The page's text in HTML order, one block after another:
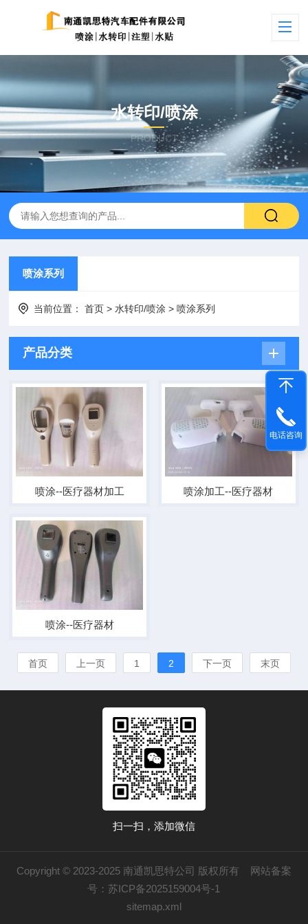
水转印/喷涂
PRODUCT
喷涂系列
当前位置：首页 >水转印/喷涂 >喷涂系列
产品分类
喷涂--医疗器材加工 喷涂加工--医疗器材
喷涂--医疗器材
首页 上一页 1 2 下一页 末页
扫一扫，添加微信
Copyright © 2023-2025 南通凯思特公司 版权所有 网站备案
号：苏ICP备2025159004号-1
sitemap.xml
电话咨询